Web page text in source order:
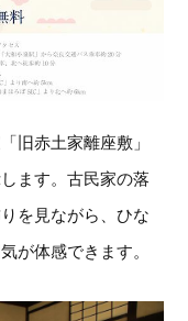
旧赤土家離座敷」
ます。古民家の落
を見ながら、ひな
が体感できます。